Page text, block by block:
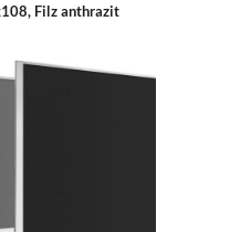
Filz anthrazit